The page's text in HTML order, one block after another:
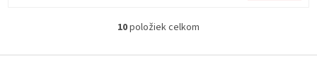
O
l
10položiek celkom